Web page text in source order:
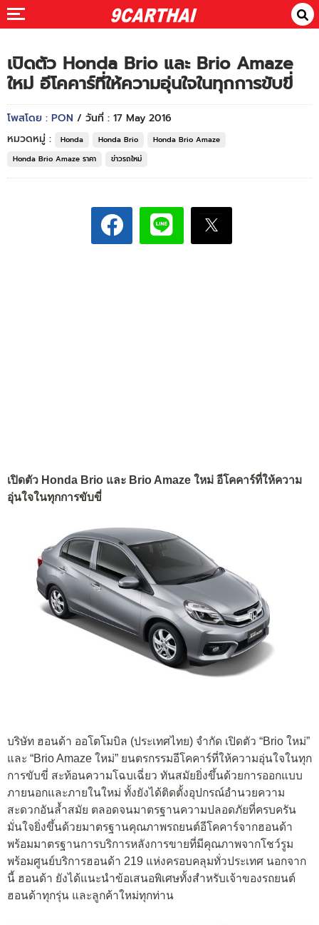
เปิดตัว Honda Brio และ Brio Amaze
ใหม่ อีโคคาร์ที่ให้ความอุ่นใจในทุกการขับขี่
โพสโดย : PON / วันที่ : 17 May 2016
หมวดหมู่ :
Honda Honda Brio
Honda Brio Amaze
Honda Brio Amaze ราคา
ข่าวรถใหม่
เปิดตัว Honda Brio และ Brio Amaze ใหม่ อีโคคาร์ที่ให้ความ
อุ่นใจในทุกการขับขี่
บริษัท ฮอนด้า ออโตโมบิล (ประเทศไทย) จำกัด เปิดตัว “Brio ใหม่”
และ “Brio Amaze ใหม่” ยนตรกรรมอีโคคาร์ที่ให้ความอุ่นใจในทุก
การขับขี่ สะท้อนความโฉบเฉี่ยว ทันสมัยยิ่งขึ้นด้วยการออกแบบ
ภายนอกและภายในใหม่ ทั้งยังได้ติดตั้งอุปกรณ์อำนวยความ
สะดวกอันล้ำสมัย ตลอดจนมาตรฐานความปลอดภัยที่ครบครัน
มั่นใจยิ่งขึ้นด้วยมาตรฐานคุณภาพรถยนต์อีโคคาร์จากฮอนด้า
พร้อมมาตรฐานการบริการหลังการขายที่มีคุณภาพจากโชว์รูม
พร้อมศูนย์บริการฮอนด้า 219 แห่งครอบคลุมทั่วประเทศ นอกจาก
นี้ ฮอนด้า ยังได้แนะนำข้อเสนอพิเศษทั้งสำหรับเจ้าของรถยนต์
ฮอนด้าทุกรุ่น และลูกค้าใหม่ทุกท่าน